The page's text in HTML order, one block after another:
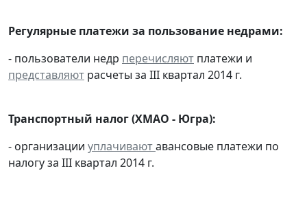
Регулярные платежи за пользование недрами:
- пользователи недр перечисляют платежи и
представляют расчеты за III квартал 2014 г.
Транспортный налог (ХМАО - Югра):
- организации уплачиваютавансовые платежи по
налогу за III квартал 2014 г.